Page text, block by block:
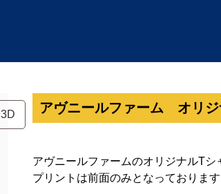
3D アヴニールファーム オリジ
アヴニールファームのオリジナルTシ
プリントは前面のみとなっております